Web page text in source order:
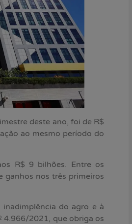
deste ano, foi de R$
ao mesmo período do
R$ 9 bilhões. Entre os
ganhos nos três primeiros
do agro e à
4.966/2021, que obriga os